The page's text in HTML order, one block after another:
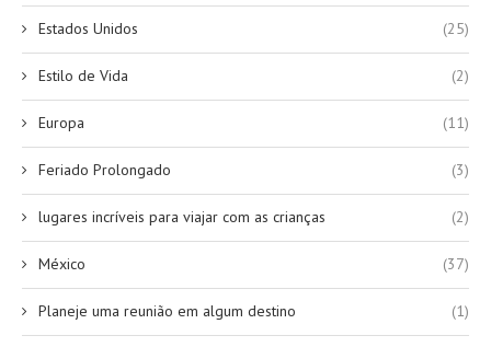
Estados Unidos (25)
Estilo de Vida (2)
Europa (11)
Feriado Prolongado (3)
lugares incríveis para viajar com as crianças (2)
México (37)
Planeje uma reunião em algum destino (1)